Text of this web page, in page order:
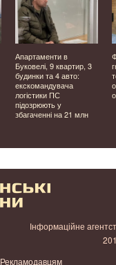
Апартаменти в
Буковелі, 9 квартир, 3
будинки та 4 авто:
екскомандувача
логістики ПС
підозрюють у
збагаченні на 21 млн
Інформаційне
Рекламодавцям